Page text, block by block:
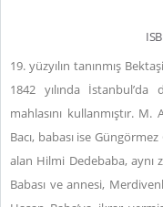
19. yüzyılın tanınmış
1842 yılında
mahlasını kullanmıştır.
Bacı, babası ise
alan Hilmi Dedebaba, aynı
Babası ve annesi,